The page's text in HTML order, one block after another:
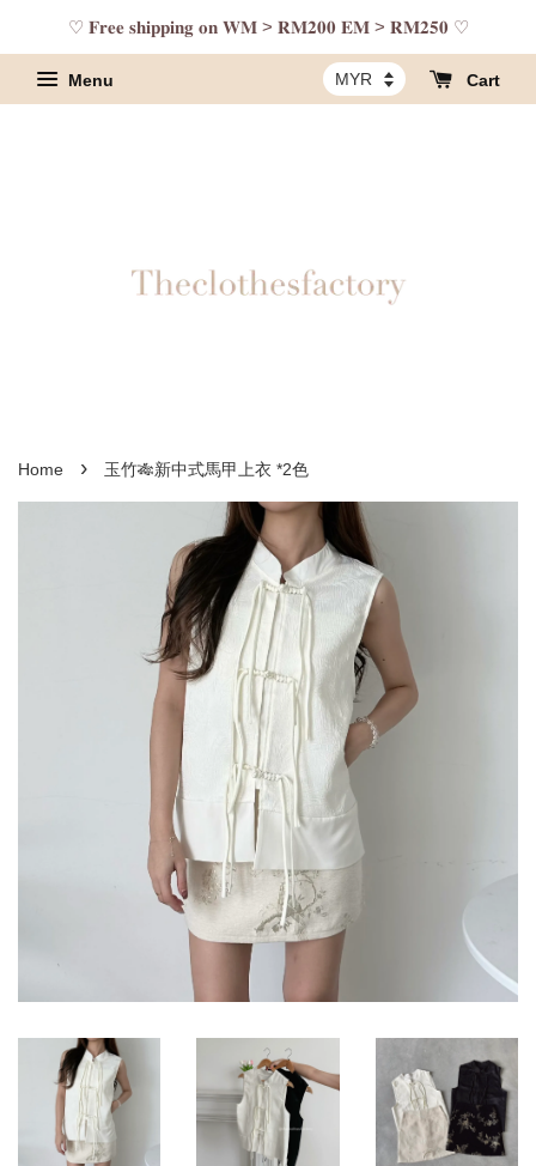
♡ 𝐅𝐫𝐞𝐞 𝐬𝐡𝐢𝐩𝐩𝐢𝐧𝐠 𝐨𝐧 𝐖𝐌 > 𝐑𝐌𝟐𝟎𝟎 𝐄𝐌 > 𝐑𝐌𝟐𝟓𝟎 ♡
Menu Cart
Home › 玉竹🎋新中式馬甲上衣 *2色